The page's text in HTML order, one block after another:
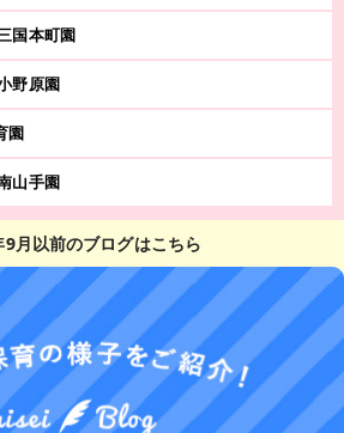
国本町園
野原園
園
山手園
月以前のブログはこちら